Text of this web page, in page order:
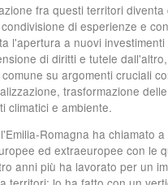
fra questi territori diventa
di esperienze e
l'apertura a nuovi investimenti
di diritti e tutele
su argomenti cruciali
trasformazione
climatici e ambiente.
Romagna ha chiamato
ed extraeuropee con le
anni più ha lavorato per un